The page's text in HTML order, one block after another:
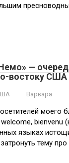
—
востоку США
Варвара
моего
bienvenu
языках
тему